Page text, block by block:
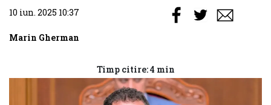
10 iun. 2025 10:37
Marin Gherman
Timp citire: 4 min